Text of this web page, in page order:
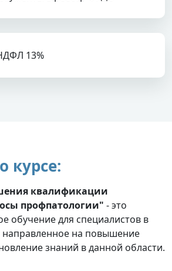
13%
курсе:
квалификации
профпатологии" - это
обучение для специалистов в
направленное на повышение
знаний в данной области.